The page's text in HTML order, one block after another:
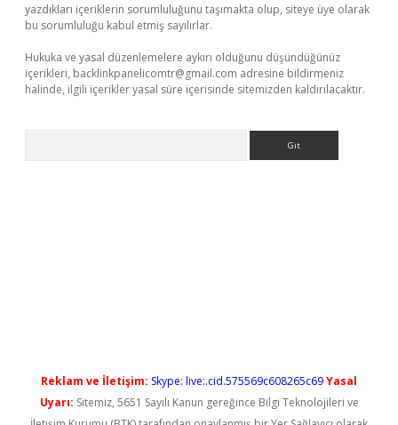
yazdıkları içeriklerin sorumluluğunu taşımakta olup, siteye üye olarak
bu sorumluluğu kabul etmiş sayılırlar.
Hukuka ve yasal düzenlemelere aykırı olduğunu düşündüğünüz
içerikleri, backlinkpanelicomtr@gmail.com adresine bildirmeniz
halinde, ilgili içerikler yasal süre içerisinde sitemizden kaldırılacaktır.
Reklam ve İletişim: Skype: live:.cid.575569c608265c69Yasal
Uyarı: Sitemiz, 5651 Sayılı Kanun gereğince Bilgi Teknolojileri ve